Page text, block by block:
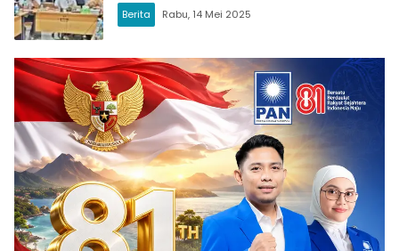
Berita Rabu, 14 Mei 2025